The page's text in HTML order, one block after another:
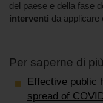
del paese e della fase
interventi da applicare
Per saperne di
Effective public
spread of